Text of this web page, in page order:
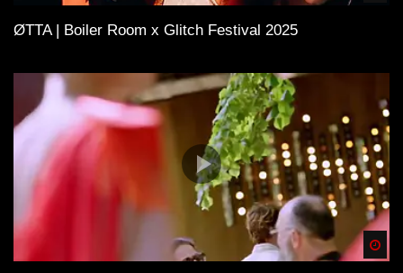
ØTTA | Boiler Room x Glitch Festival 2025